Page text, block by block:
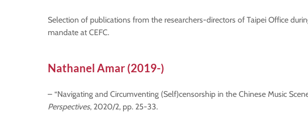
Selection of publications from the researchers-directors of Taipei Office
mandate at CEFC.
Nathanel Amar (2019-)
– “Navigating and Circumventing (Self)censorship in the Chinese Music
Perspectives, 2020/2, pp. 25-33.